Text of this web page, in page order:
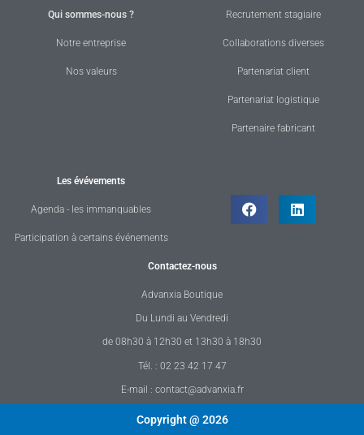
Qui sommes-nous ?
Notre entreprise
Nos valeurs
Recrutement stagiaire
Collaborations diverses
Partenariat client
Partenariat logistique
Partenaire fabricant
Les évévements
Agenda - les immanquables
Participation à certains événements
Contactez-nous
Advanxia Boutique
Du Lundi au Vendredi
de 08h30 à 12h30 et 13h30 à 18h30
Tél. : 02 23 42 17 47
E-mail : contact@advanxia.fr
Copyright @ 2026